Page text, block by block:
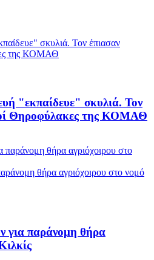
σκυλιά. Τον έπιασαν
της ΚΟΜΑΘ
"εκπαίδευε" σκυλιά. Τον
Θηροφύλακες της ΚΟΜΑΘ
θήρα αγριόχοιρου στο νομό
για παράνομη θήρα